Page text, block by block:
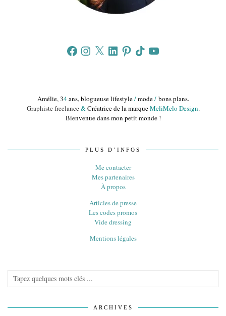
FacebookInstagram
X LinkedInPinterestTikTokYouTube
Amélie, 34ans, blogueuse lifestyle/mode/bons plans.
Graphiste freelance&Créatrice de la marqueMeliMelo Design.
Bienvenue dans mon petit monde !
PLUS D’INFOS
Me contacter
Mes partenaires
À propos
Articles de presse
Les codes promos
Vide dressing
Mentions légales
ARCHIVES